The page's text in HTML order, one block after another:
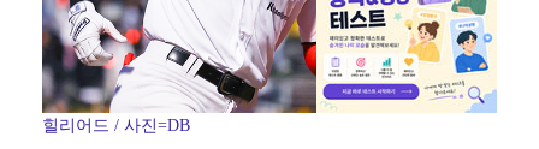
힐리어드 / 사진=DB